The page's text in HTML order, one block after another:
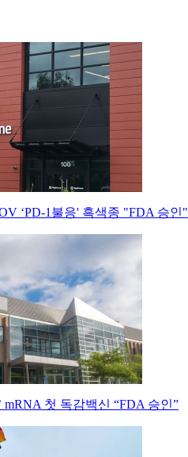
‘PD-1불응' 흑색종 "FDA 승인"
mRNA 첫 독감백신 “FDA 승인”